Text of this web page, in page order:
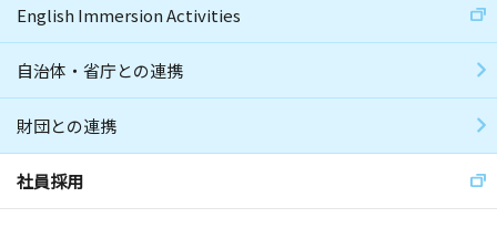
English Immersion Activities
自治体・省庁との連携
財団との連携
社員採用